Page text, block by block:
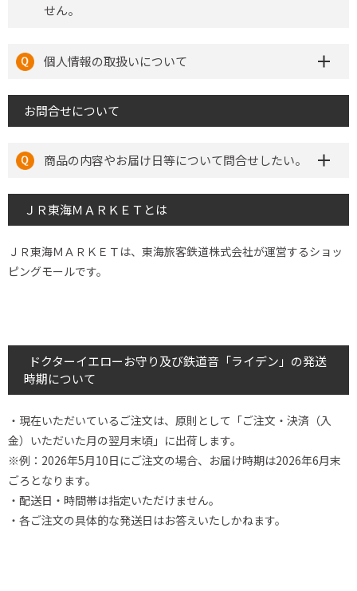
せん。
個人情報の取扱いについて
お問合せについて
商品の内容やお届け日等について問合せしたい。
ＪＲ東海ＭＡＲＫＥＴとは
ＪＲ東海ＭＡＲＫＥＴは、東海旅客鉄道株式会社が運営するショッ
ピングモールです。
ドクターイエローお守り及び鉄道音「ライデン」の発送
時期について
・現在いただいているご注文は、原則として「ご注文・決済（入
金）いただいた月の翌月末頃」に出荷します。
※例：2026年5月10日にご注文の場合、お届け時期は2026年6月末
ごろとなります。
・配送日・時間帯は指定いただけません。
・各ご注文の具体的な発送日はお答えいたしかねます。